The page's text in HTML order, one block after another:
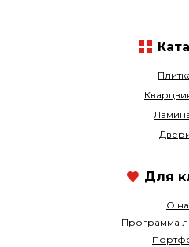
О
Программа
Для